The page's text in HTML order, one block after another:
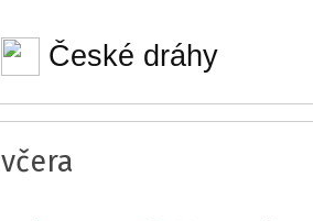
České dráhy
včera